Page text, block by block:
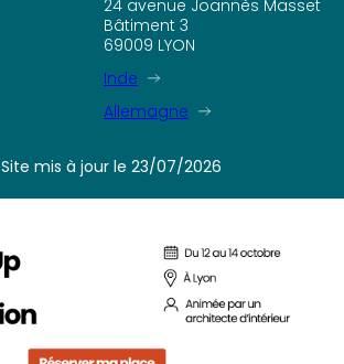
24 avenue Joannès Masset
Bâtiment 3
69009 LYON
Inde
Allemagne
Site mis à jour le 23/07/2026